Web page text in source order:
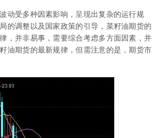
动受多种因素影响，呈现出复杂的运行规
的调整以及国家政策的引导，菜籽油期货的
，并非易事，需要综合考虑多方面因素，并
油期货的最新规律，但需注意的是，期货市